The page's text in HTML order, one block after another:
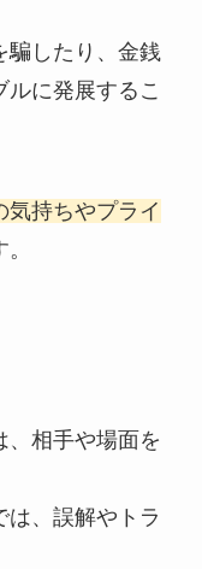
騙したり、金銭
ルに発展するこ
気持ちやプライ
、相手や場面を
、誤解やトラ